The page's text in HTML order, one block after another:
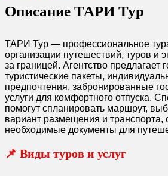
Описание ТАРИ Тур
ТАРИ Тур — профессиональное
организации путешествий, туров и
за границей. Агентство предлагает
туристические пакеты,
предпочтения, забронированные
услуги для комфортного отпуска.
помогут спланировать маршрут,
вариант размещения и транспорта,
необходимые документы для
📌 Виды туров и услуг